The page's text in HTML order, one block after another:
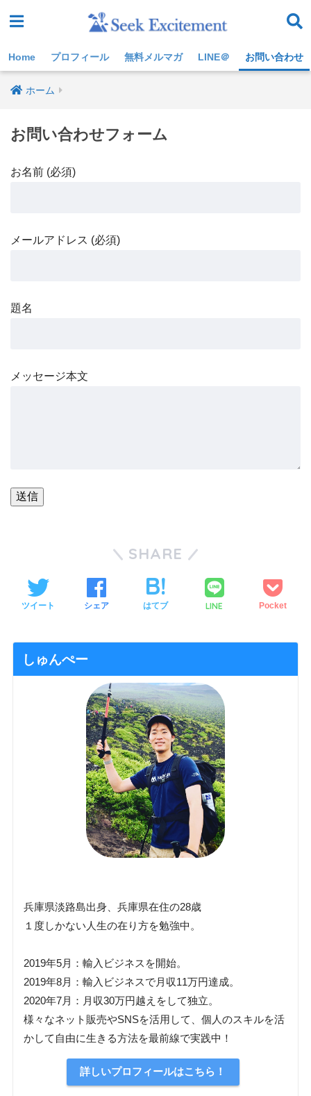
Home プロフィール 無料メルマガ LINE＠ お問い合わせ
ホーム
お問い合わせフォーム
お名前 (必須)
メールアドレス (必須)
題名
メッセージ本文
SHARE
ツイート シェア はてブ LINE Pocket
しゅんぺー
兵庫県淡路島出身、兵庫県在住の28歳
１度しかない人生の在り方を勉強中。
2019年5月：輸入ビジネスを開始。
2019年8月：輸入ビジネスで月収11万円達成。
2020年7月：月収30万円越えをして独立。
様々なネット販売やSNSを活用して、個人のスキルを活
かして自由に生きる方法を最前線で実践中！
詳しいプロフィールはこちら！